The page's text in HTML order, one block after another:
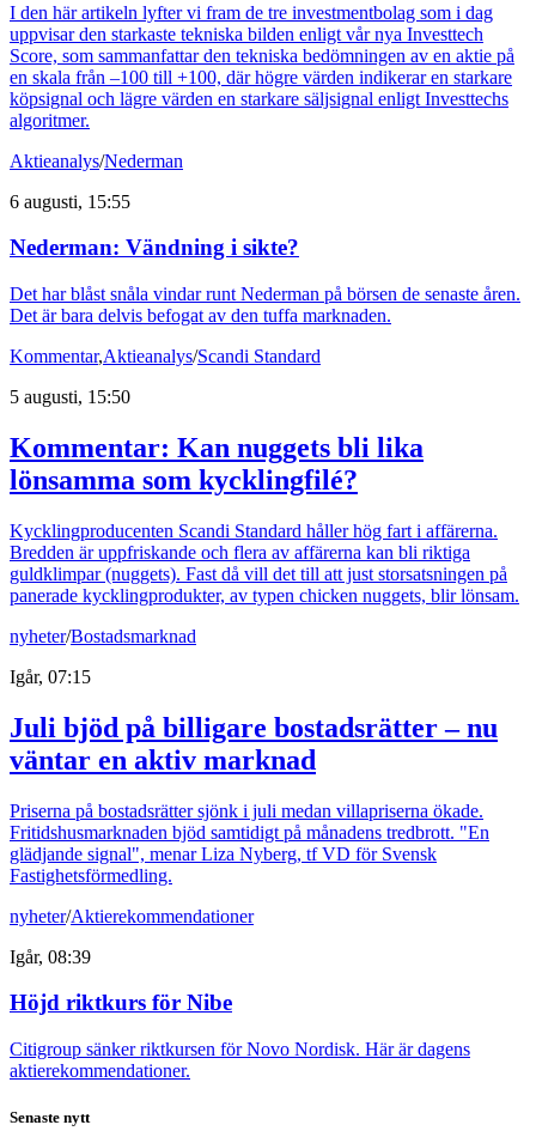
I den här artikeln lyfter vi fram de tre investmentbolag som i dag
uppvisar den starkaste tekniska bilden enligt vår nya Investtech
Score, som sammanfattar den tekniska bedömningen av en aktie på
en skala från –100 till +100, där högre värden indikerar en starkare
köpsignal och lägre värden en starkare säljsignal enligt Investtechs
algoritmer.
Aktieanalys/Nederman
6 augusti, 15:55
Nederman: Vändning i sikte?
Det har blåst snåla vindar runt Nederman på börsen de senaste åren.
Det är bara delvis befogat av den tuffa marknaden.
Kommentar,Aktieanalys/Scandi Standard
5 augusti, 15:50
Kommentar: Kan nuggets bli lika
lönsamma som kycklingfilé?
Kycklingproducenten Scandi Standard håller hög fart i affärerna.
Bredden är uppfriskande och flera av affärerna kan bli riktiga
guldklimpar (nuggets). Fast då vill det till att just storsatsningen på
panerade kycklingprodukter, av typen chicken nuggets, blir lönsam.
nyheter/Bostadsmarknad
Igår, 07:15
Juli bjöd på billigare bostadsrätter – nu
väntar en aktiv marknad
Priserna på bostadsrätter sjönk i juli medan villapriserna ökade.
Fritidshusmarknaden bjöd samtidigt på månadens tredbrott. "En
glädjande signal", menar Liza Nyberg, tf VD för Svensk
Fastighetsförmedling.
nyheter/Aktierekommendationer
Igår, 08:39
Höjd riktkurs för Nibe
Citigroup sänker riktkursen för Novo Nordisk. Här är dagens
aktierekommendationer.
Senaste nytt